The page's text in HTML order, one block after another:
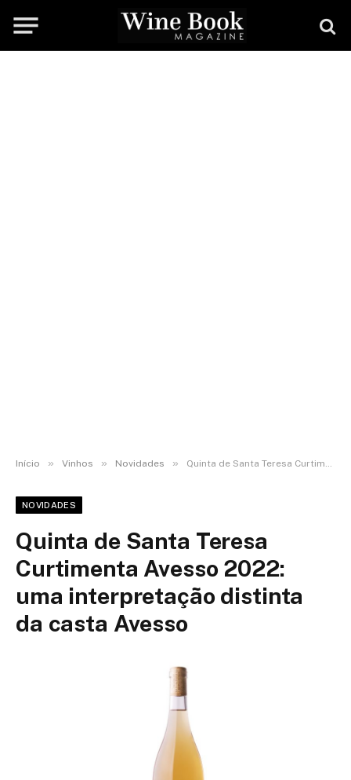
Início » Vinhos » Novidades » Quinta de Santa Teresa Curtimenta Avesso 2022: uma interpretação distinta da casta Avesso
NOVIDADES
Quinta de Santa Teresa
Curtimenta Avesso 2022:
uma interpretação distinta
da casta Avesso